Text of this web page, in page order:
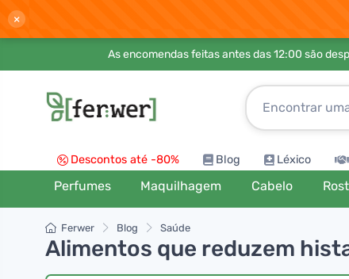
×
As encomendas feitas antes das 12:00 são
Descontos até -80% Blog Léxico
Perfumes Maquilhagem Cabelo
Ferwer Blog Saúde
Alimentos que reduzem